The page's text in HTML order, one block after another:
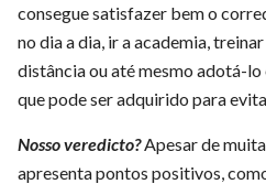
consegue satisfazer bem o
no dia a dia, ir a academia,
distância ou até mesmo adotá-lo
que pode ser adquirido para
Nosso veredicto?Apesar de
apresenta pontos positivos,